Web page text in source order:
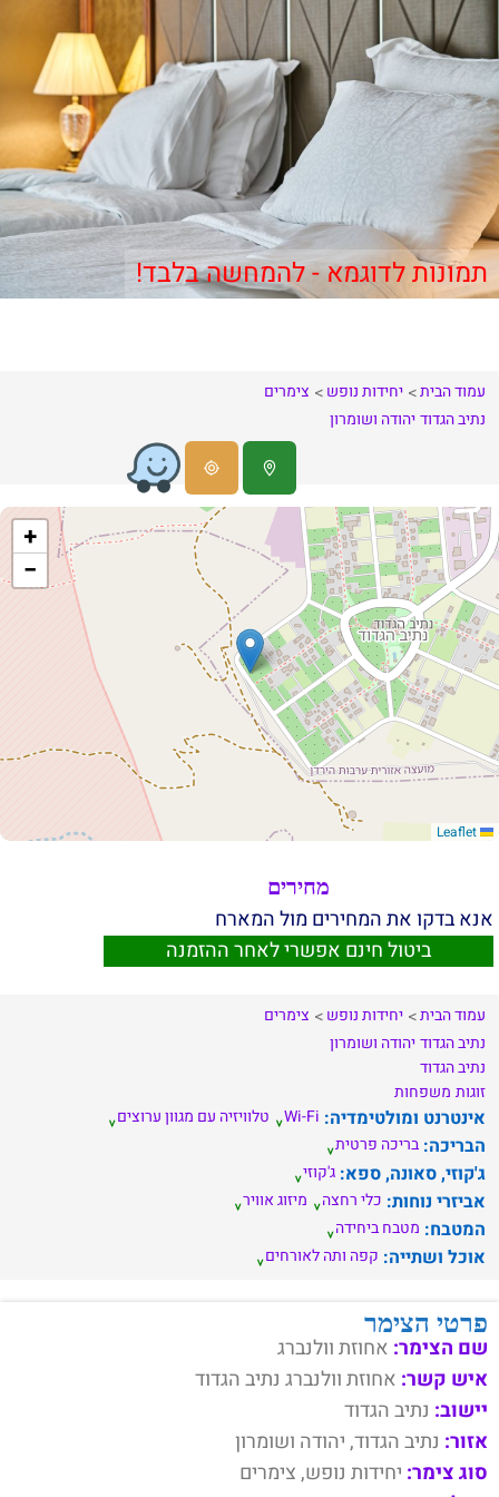
תמונות לדוגמא - להמחשה בלבד!
עמוד הבית יחידות נופש
צימרים
נתיב הגדודיהודה ושומרון
+
−
מחירים
אנא בדקו את המחירים מול המארח
ביטול חינם אפשרי לאחר ההזמנה
עמוד הבית יחידות נופש
צימרים
נתיב הגדודיהודה ושומרון
נתיב הגדוד
זוגות משפחות
אינטרנט ומולטימדיה: Wi-Fi טלוויזיה עם מגוון ערוצים
הבריכה: בריכה פרטית
ג'קוזי, סאונה, ספא: ג'קוזי
אביזרי נוחות: כלי רחצה מיזוג אוויר
המטבח: מטבח ביחידה
אוכל ושתייה: קפה ותה לאורחים
פרטי הצימר
שם הצימר: אחוזת וולנברג
איש קשר: אחוזת וולנברג נתיב הגדוד
יישוב: נתיב הגדוד
אזור: נתיב הגדוד, יהודה ושומרון
סוג צימר: יחידות נופש, צימרים